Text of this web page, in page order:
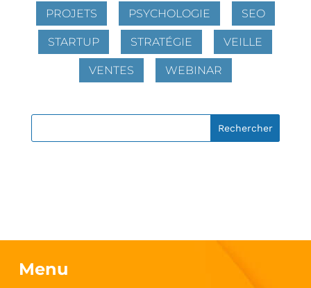
PROJETS PSYCHOLOGIE SEO
STARTUP STRATÉGIE VEILLE
VENTES WEBINAR
Menu